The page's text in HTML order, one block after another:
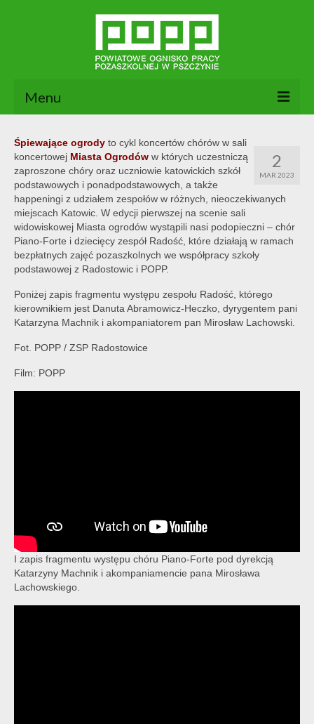
Menu
O nas
Dokumenty POPP
Zajęcia
Kontakt
2
MAR 2023
Śpiewające ogrody to cykl koncertów chórów w sali
koncertowej Miasta Ogrodów w których uczestniczą
zaproszone chóry oraz uczniowie katowickich szkół
podstawowych i ponadpodstawowych, a także
happeningi z udziałem zespołów w różnych, nieoczekiwanych
miejscach Katowic. W edycji pierwszej na scenie sali
widowiskowej Miasta ogrodów wystąpili nasi podopieczni – chór
Piano-Forte i dziecięcy zespół Radość, które działają w ramach
bezpłatnych zajęć pozaszkolnych we współpracy szkoły
podstawowej z Radostowic i POPP.
Poniżej zapis fragmentu występu zespołu Radość, którego
kierownikiem jest Danuta Abramowicz-Heczko, dyrygentem pani
Katarzyna Machnik i akompaniatorem pan Mirosław Lachowski.
Fot. POPP / ZSP Radostowice
Film: POPP
I zapis fragmentu występu chóru Piano-Forte pod dyrekcją
Katarzyny Machnik i akompaniamencie pana Mirosława
Lachowskiego.